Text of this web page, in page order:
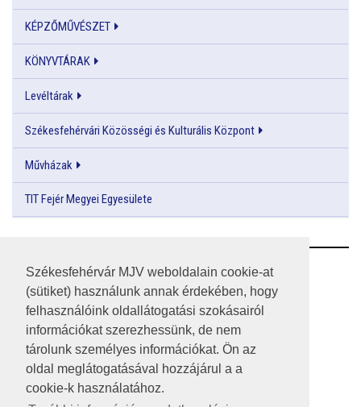
Székesfehérvár MJV weboldalain cookie-at
(sütiket) használunk annak érdekében, hogy
felhasználóink oldallátogatási szokásairól
információkat szerezhessünk, de nem
tárolunk személyes információkat. Ön az
oldal meglátogatásával hozzájárul a a
cookie-k használatához.
KÉPZŐMŰVÉSZET
KÖNYVTÁRAK
Levéltárak
Székesfehérvári Közösségi és Kulturális Központ
Művházak
TIT Fejér Megyei Egyesülete
RSS
A HONLAP 2017.03.31-I ÁLLAPOTA
JOGI NYILATKOZAT
IMPRESSZUM